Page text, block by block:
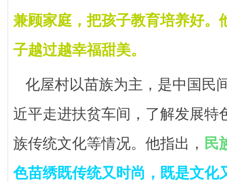
兼顾家庭，把孩子教育培养好。
子越过越幸福甜美。
化屋村以苗族为主，是中国民
近平走进扶贫车间，了解发展特
族传统文化等情况。他指出， 民
色苗绣既传统又时尚，既是文化